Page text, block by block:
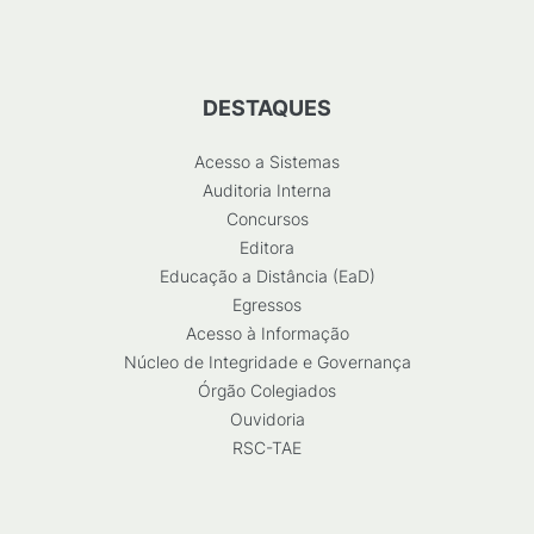
DESTAQUES
Acesso a Sistemas
Auditoria Interna
Concursos
Editora
Educação a Distância (EaD)
Egressos
Acesso à Informação
Núcleo de Integridade e Governança
Órgão Colegiados
Ouvidoria
RSC-TAE